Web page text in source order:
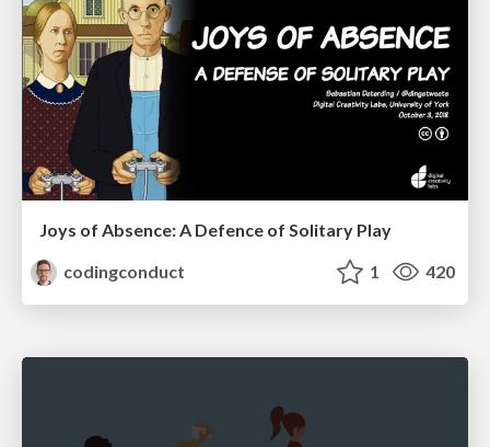
Joys of Absence: A Defence of Solitary Play
codingconduct
1 420